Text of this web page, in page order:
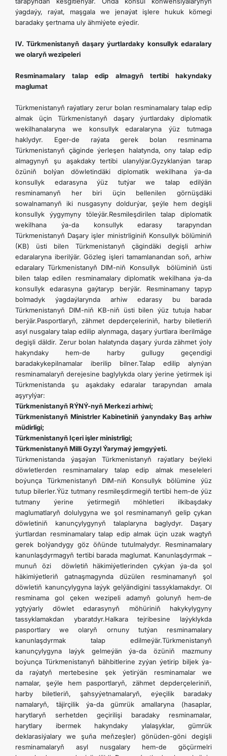
ýagdaýy, raýat, maşgala we jenaýat işlere hukuk kömegi
baradaky şertnama uly ähmiýete eýedir.
IV. Türkmenistanyň daşary ýurtlardaky konsullyk edaralary
we olaryň wezipeleri
Resminamalary talap edip almagyň tertibi hakyndaky
maglumat
Türkmenistanyň raýatlary zerur bolan resminamalary talap edip
almak üçin Türkmenistanyň daşary ýurtlardaky diplomatik
wekilhanalaryna we konsullyk edaralaryna ýüz tutmaga
haklydyr. Eger-de raýata gerek bolan resminama
Türkmenistanyň çäginde ýerleşen halatynda, ony talap edip
almagynyň şu aşakdaky tertibi ulanylýar.Gyzyklanýan tarap
özüniň bolýan döwletindäki diplomatik wekilhana ýa-da
konsullyk edarasyna ýüz tutýar we talap edilýän
resminamanyň her biri üçin bellenilen görnüşdäki
sowalnamanyň iki nusgasyny doldurýar, şeýle hem degişli
konsullyk ýygymyny töleýär.Resmileşdirilen talap diplomatik
wekilhana ýa-da konsullyk edarasy tarapyndan
Türkmenistanyň Daşary işler ministrliginiň Konsullyk bölüminiň
(KB) üsti bilen Türkmenistanyň çägindäki degişli arhiw
edaralaryna iberilýär. Gözleg işleri tamamlanandan soň, arhiw
edaralary Türkmenistanyň DIM-niň Konsullyk bölüminiň üsti
bilen talap edilen resminamalary diplomatik wekilhana ýa-da
konsullyk edarasyna gaýtaryp berýär. Resminamany tapyp
bolmadyk ýagdaýlarynda arhiw edarasy bu barada
Türkmenistanyň DIM-niň KB-niň üsti bilen ýüz tutuja habar
berýär.Pasportlaryň, zähmet depderçeleriniň, harby biletleriň
asyl nusgalary talap edilip alynmaga, daşary ýurtlara iberilmäge
degişli däldir. Zerur bolan halatynda daşary ýurda zähmet ýoly
hakyndaky hem-de harby gullugy geçendigi
baradakykepilnamalar iberilip bilner.Talap edilip alynýan
resminamalaryň derejesine baglylykda olary ýerine ýetirmek işi
Türkmenistanda şu aşakdaky edaralar tarapyndan amala
aşyrylýar:
Türkmenistanyň RÝNÝ-nyň Merkezi arhiwi;
Türkmenistanyň Ministrler Kabinetiniň ýanyndaky Baş arhiw
müdirligi;
Türkmenistanyň Içeri işler ministrligi;
Türkmenistanyň Milli Gyzyl Ýarymaý jemgyýeti.
Türkmenistanda ýaşaýan Türkmenistanyň raýatlary beýleki
döwletlerden resminamalary talap edip almak meseleleri
boýunça Türkmenistanyň DIM-niň Konsullyk bölümine ýüz
tutup bilerler.Ýüz tutmany resmileşdirmegiň tertibi hem-de ýüz
tutmany ýerine ýetirmegiň möhletleri ilkibaşdaky
maglumatlaryň dolulygyna we şol resminamanyň gelip çykan
döwletiniň kanunçylygynyň talaplaryna baglydyr. Daşary
ýurtlardan resminamalary talap edip almak üçin uzak wagtyň
gerek bolýandygy göz öňünde tutulmalydyr. Resminamalary
kanunlaşdyrmagyň tertibi barada maglumat. Kanunlaşdyrmak –
munuň özi döwletiň häkimiýetlerinden çykýan ýa-da şol
häkimiýetleriň gatnaşmagynda düzülen resminamanyň şol
döwletiň kanunçylygyna laýyk gelýändigini tassyklamakdyr. Ol
resminama gol çeken wezipeli adamyň golunyň hem-de
ygtyýarly döwlet edarasynyň möhüriniň hakykylygyny
tassyklamakdan ybaratdyr.Halkara tejribesine laýyklykda
pasportlary we olaryň ornuny tutýan resminamalary
kanunlaşdyrmak talap edilmeýär.Türkmenistanyň
kanunçylygyna laýyk gelmeýän ýa-da özüniň mazmuny
boýunça Türkmenistanyň bähbitlerine zyýan ýetirip biljek ýa-
da raýatyň mertebesine şek ýetirýän resminamalar we
namalar, şeýle hem pasportlaryň, zähmet depderçeleriniň,
harby biletleriň, şahsyýetnamalaryň, eýeçilik baradaky
namalaryň, täjirçilik ýa-da gümrük amallaryna (hasaplar,
harytlaryň serhetden geçirilişi baradaky resminamalar,
harytlary ibermek hakyndaky ylalaşyklar, gümrük
deklarasiýalary we şuňa meňzeşler) gönüden-göni degişli
resminamalaryň asyl nusgalary hem-de göçürmelri